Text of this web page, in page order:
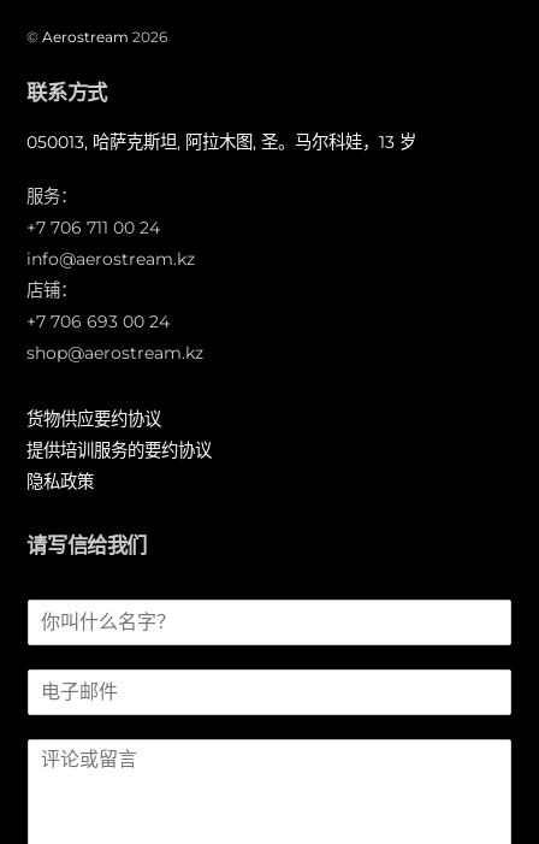
©Aerostream 2026
联系方式
050013, 哈萨克斯坦, 阿拉木图, 圣。马尔科娃，13 岁
服务：
+7 706 711 00 24
info@aerostream.kz
店铺：
+7 706 693 00 24
shop@aerostream.kz
货物供应要约协议
提供培训服务的要约协议
隐私政策
请写信给我们
姓
名
子
件
信
息